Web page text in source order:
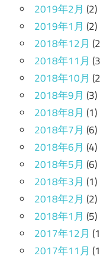
2019年2月 (2)
2019年1月 (2)
2018年12月
2018年11月
2018年10月
2018年9月 (3)
2018年8月 (1)
2018年7月 (6)
2018年6月 (4)
2018年5月 (6)
2018年3月 (1)
2018年2月 (2)
2018年1月 (5)
2017年12月
2017年11月